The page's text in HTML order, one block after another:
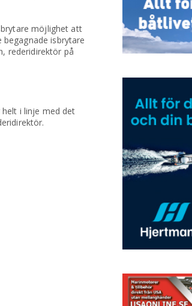
möjlighet att
isbrytare
rederidirektör på
i linje med det